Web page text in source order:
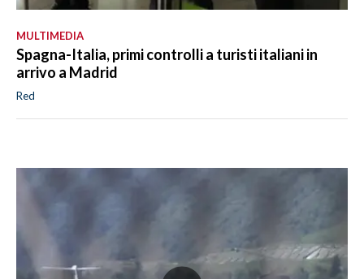
MULTIMEDIA
Spagna-Italia, primi controlli a turisti italiani in
arrivo a Madrid
Red